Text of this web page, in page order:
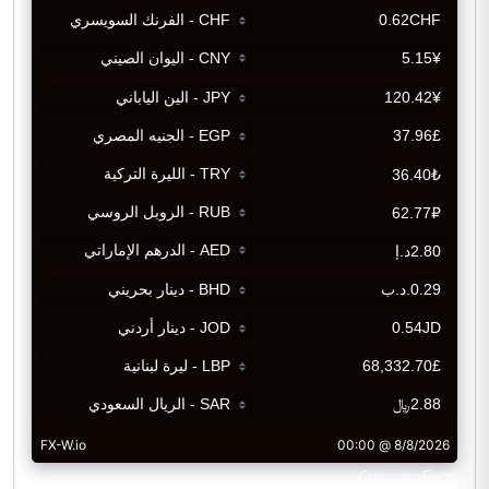
CurrencyRate